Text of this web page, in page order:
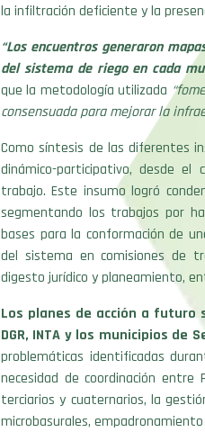
la infiltración deficiente y la
“Los encuentros generaron
del sistema de riego en cada
que la metodología utilizada
consensuada para mejorar la
Como síntesis de las diferentes
dinámico-participativo, desde
trabajo. Este insumo logró
segmentando los trabajos por
bases para la conformación de
del sistema en comisiones de
digesto jurídico y planeamiento,
Los planes de acción a
DGR, INTA y los municipios de
problemáticas identificadas
necesidad de coordinación entre
terciarios y cuaternarios, la
microbasurales,